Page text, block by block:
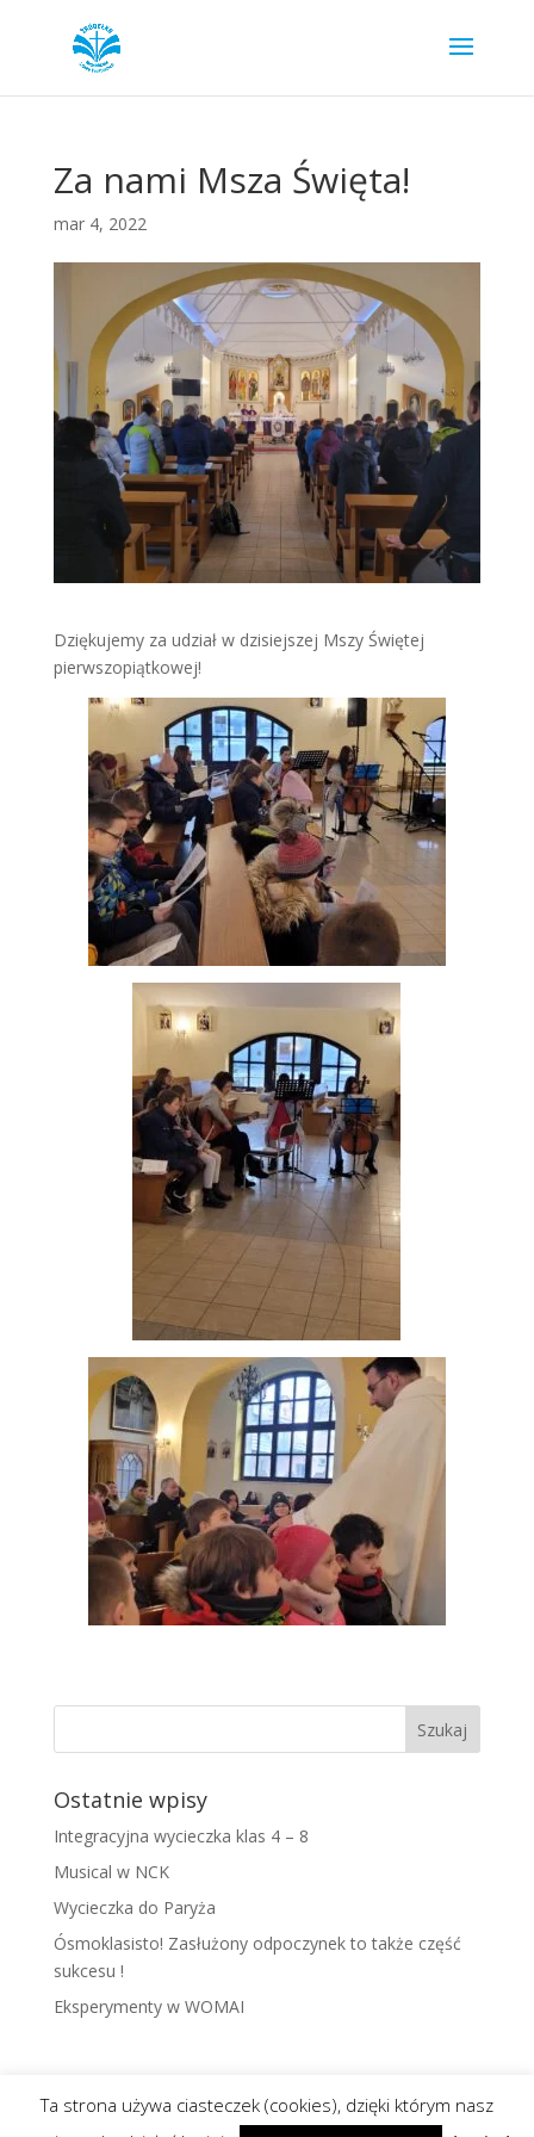
Za nami Msza Święta!
mar 4, 2022
Dziękujemy za udział w dzisiejszej Mszy Świętej
pierwszopiątkowej!
Ostatnie wpisy
Integracyjna wycieczka klas 4 – 8
Musical w NCK
Wycieczka do Paryża
Ósmoklasisto! Zasłużony odpoczynek to także część
sukcesu !
Eksperymenty w WOMAI
Ta strona używa ciasteczek (cookies), dzięki którym nasz